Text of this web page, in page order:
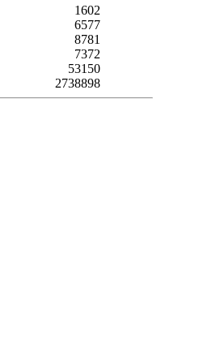
1602
6577
8781
7372
53150
2738898